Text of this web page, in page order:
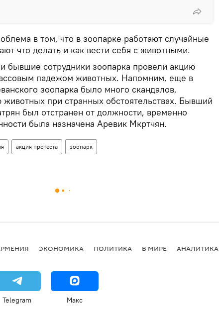
в том, что в зоопарке работают случайные
что делать и как вести себя с животными.
бывшие сотрудники зоопарка провели акцию
падежом животных. Напомним, еще в
зоопарка было много скандалов,
животных при странных обстоятельствах. Бывший
был отстранен от должности, временно
была назначена Аревик Мкртчян.
акция протеста зоопарк
ЭКОНОМИКА ПОЛИТИКА В МИРЕ АНАЛИТИКА
Telegram Макс